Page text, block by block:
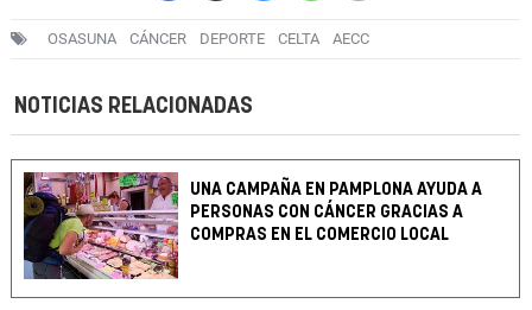
OSASUNA CÁNCER DEPORTE CELTA AECC
NOTICIAS RELACIONADAS
UNA CAMPAÑA EN PAMPLONA AYUDA A
PERSONAS CON CÁNCER GRACIAS A
COMPRAS EN EL COMERCIO LOCAL